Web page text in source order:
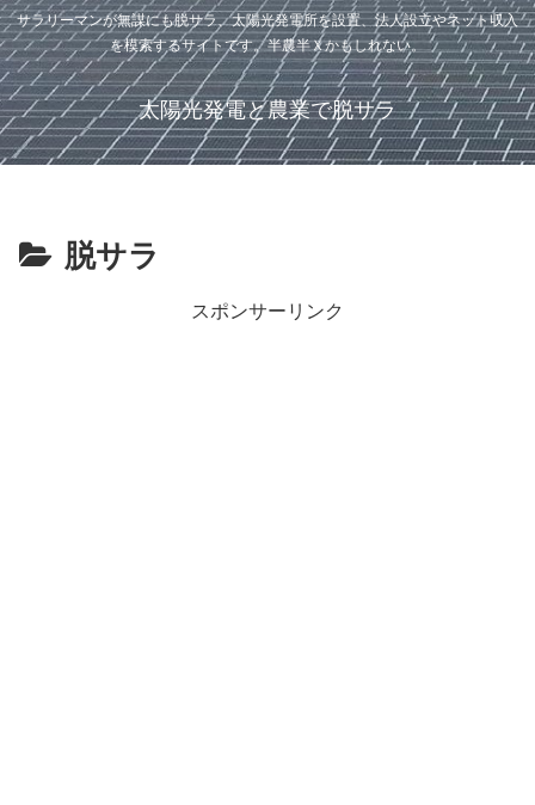
サラリーマンが無謀にも脱サラ、太陽光発電所を設置、法人設立やネット収入
を模索するサイトです。半農半Ｘかもしれない。
太陽光発電と農業で脱サラ
脱サラ
スポンサーリンク